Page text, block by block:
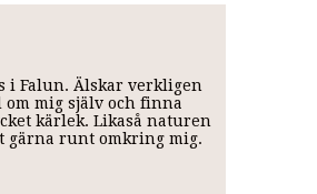
i Falun. Älskar verkligen
om mig själv och finna
kärlek. Likaså naturen
gärna runt omkring mig.